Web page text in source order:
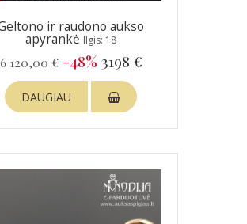
ir raudono aukso
apyrankė Ilgis: 18
6 120,00 € -48% 3198 €
DAUGIAU